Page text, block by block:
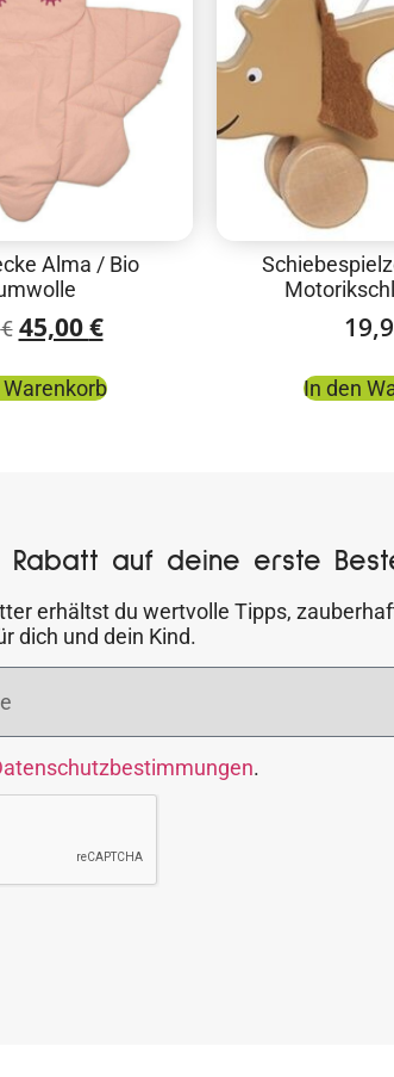
Alma / Bio
€ 45,00€
In den
Rabatt auf deine erste
erhältst du wertvolle Tipps,
dich und dein Kind.
.